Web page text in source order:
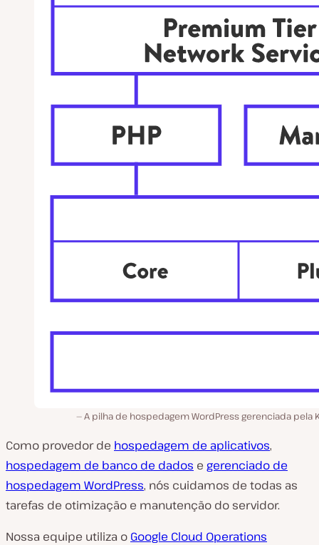
A pilha de hospedagem WordPress gerenciada pela
Como provedor de hospedagem de aplicativos,
hospedagem de banco de dados e gerenciado de
hospedagem WordPress, nós cuidamos de todas as
tarefas de otimização e manutenção do servidor.
Nossa equipe utiliza o Google Cloud Operations